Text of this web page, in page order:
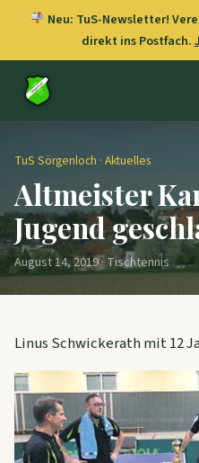
Neu: TuS-Newsletter!
direkt ins Postfach.
TuS Sörgenloch · Aktuelles
Altmeister
Jugend
August 14, 2019 · Tischtennis
Linus Schwickerath mit 12